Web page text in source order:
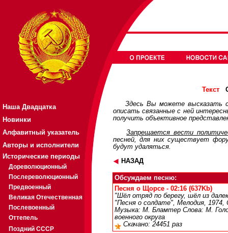
Наша Двадцатка
Новинки
Алфавитный указатель
Авторы и исполнители
Исторические периоды
Дореволюционный
Послереволюционный
Предвоенный
Великая Отечественная
Послевоенный
Оттепель
Поздний СССР
Текст
Здесь Вы можете высказать
описать связанные с ней
получить объективное
Запрещается вести
песней, для них существует
будут удаляться.
НАЗАД
Обсуждаем песню:
Песня о Щорсе - 02:16 (637Kb)
"Шёл отряд по берегу, шёл из
"Песня о солдате", Мелодия, 1974,
Музыка: М. Бламтер Слова: М.
военного округа
Скачано: 24451 раз